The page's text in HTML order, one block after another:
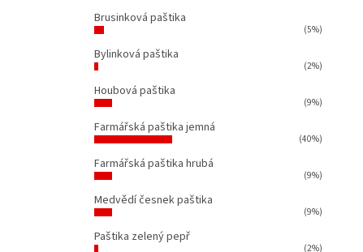
Brusinková paštika
(5%)
Bylinková paštika
(2%)
Houbová paštika
(9%)
Farmářská paštika jemná
(40%)
Farmářská paštika hrubá
(9%)
Medvědí česnek paštika
(9%)
Paštika zelený pepř
(2%)